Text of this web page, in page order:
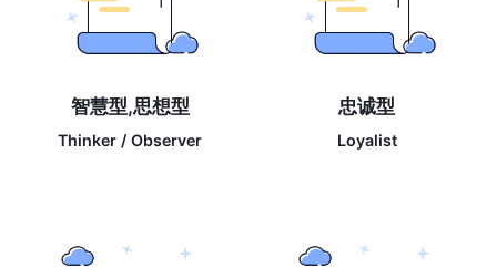
智慧型,思想型
Thinker / Observer
忠诚型
Loyalist